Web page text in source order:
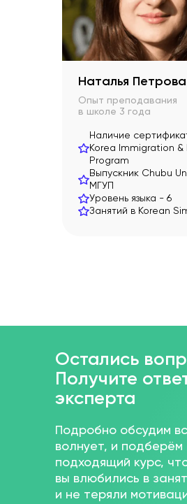
Наталья Петрова
Опыт преподавания
в школе 3 года
Наличие
Korea Immigration
Program
Выпускник Chubu
МГУП
Уровень языка - 6
Занятий в Korean
Остались
Получите
эксперта
Подробно обсудим
волнует, и подберём
подходящий курс,
вы влюбились в
и не теряли